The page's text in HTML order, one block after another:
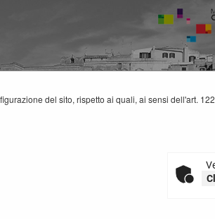
del sito, rispetto ai quali, ai sensi dell'art.